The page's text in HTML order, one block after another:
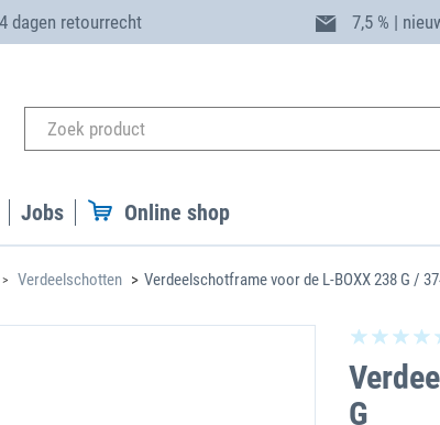
dagen retourrecht 7,5 % |
Jobs Online shop
Verdeelschotten Verdeelschotframe voor de L-BOXX 238 G /
G